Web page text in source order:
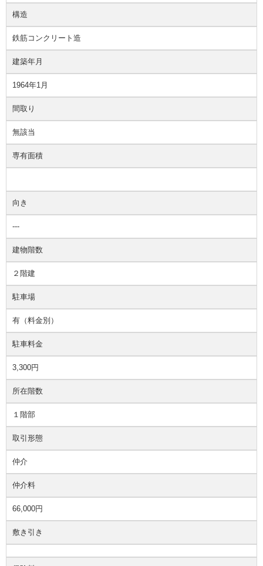
構造
鉄筋コンクリート造
建築年月
1964年1月
間取り
無該当
専有面積
向き
---
建物階数
２階建
駐車場
有（料金別）
駐車料金
3,300円
所在階数
１階部
取引形態
仲介
仲介料
66,000円
敷き引き